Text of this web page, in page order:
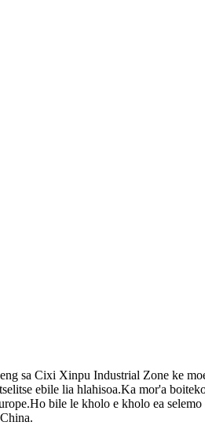
sa Cixi Xinpu Industrial Zone ke
ebile lia hlahisoa.Ka mor'a
bile le kholo e kholo ea